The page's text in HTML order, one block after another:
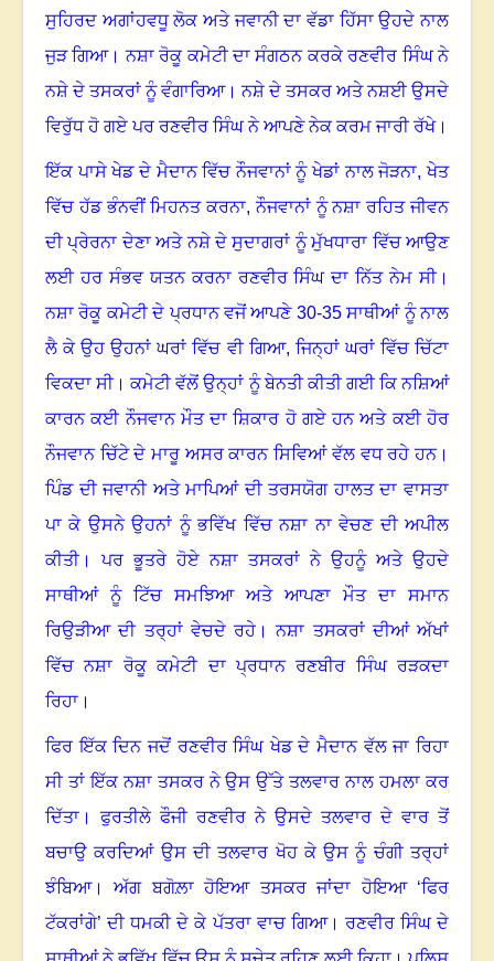
ਸੁਹਿਰਦ ਅਗਾਂਹਵਧੂ ਲੋਕ ਅਤੇ ਜਵਾਨੀ ਦਾ ਵੱਡਾ ਹਿੱਸਾ ਉਹਦੇ ਨਾਲ
ਜੁੜ ਗਿਆ।ਨਸ਼ਾ ਰੋਕੂ ਕਮੇਟੀ ਦਾ ਸੰਗਠਨ ਕਰਕੇ ਰਣਵੀਰ ਸਿੰਘ ਨੇ
ਨਸ਼ੇ ਦੇ ਤਸਕਰਾਂ ਨੂੰ ਵੰਗਾਰਿਆ।ਨਸ਼ੇ ਦੇ ਤਸਕਰ ਅਤੇ ਨਸ਼ਈ ਉਸਦੇ
ਵਿਰੁੱਧ ਹੋ ਗਏ ਪਰ ਰਣਵੀਰ ਸਿੰਘ ਨੇ ਆਪਣੇ ਨੇਕ ਕਰਮ ਜਾਰੀ ਰੱਖੇ।
ਇੱਕ ਪਾਸੇ ਖੇਡ ਦੇ ਮੈਦਾਨ ਵਿੱਚ ਨੌਜਵਾਨਾਂ ਨੂੰ ਖੇਡਾਂ ਨਾਲ ਜੋੜਨਾ,ਖੇਤ
ਵਿੱਚ ਹੱਡ ਭੰਨਵੀਂ ਮਿਹਨਤ ਕਰਨਾ,ਨੌਜਵਾਨਾਂ ਨੂੰ ਨਸ਼ਾ ਰਹਿਤ ਜੀਵਨ
ਦੀ ਪ੍ਰੇਰਨਾ ਦੇਣਾ ਅਤੇ ਨਸ਼ੇ ਦੇ ਸੁਦਾਗਰਾਂ ਨੂੰ ਮੁੱਖਧਾਰਾ ਵਿੱਚ ਆਉਣ
ਲਈ ਹਰ ਸੰਭਵ ਯਤਨ ਕਰਨਾ ਰਣਵੀਰ ਸਿੰਘ ਦਾ ਨਿੱਤ ਨੇਮ ਸੀ।
ਨਸ਼ਾ ਰੋਕੂ ਕਮੇਟੀ ਦੇ ਪ੍ਰਧਾਨ ਵਜੋਂ ਆਪਣੇ 30-35ਸਾਥੀਆਂ ਨੂੰ ਨਾਲ
ਲੈ ਕੇ ਉਹ ਉਹਨਾਂ ਘਰਾਂ ਵਿੱਚ ਵੀ ਗਿਆ, ਜਿਨ੍ਹਾਂ ਘਰਾਂ ਵਿੱਚ ਚਿੱਟਾ
ਵਿਕਦਾ ਸੀ।ਕਮੇਟੀ ਵੱਲੋਂ ਉਨ੍ਹਾਂ ਨੂੰ ਬੇਨਤੀ ਕੀਤੀ ਗਈ ਕਿ ਨਸ਼ਿਆਂ
ਕਾਰਨ ਕਈ ਨੌਜਵਾਨ ਮੌਤ ਦਾ ਸ਼ਿਕਾਰ ਹੋ ਗਏ ਹਨ ਅਤੇ ਕਈ ਹੋਰ
ਨੌਜਵਾਨ ਚਿੱਟੇ ਦੇ ਮਾਰੂ ਅਸਰ ਕਾਰਨ ਸਿਵਿਆਂ ਵੱਲ ਵਧ ਰਹੇ ਹਨ।
ਪਿੰਡ ਦੀ ਜਵਾਨੀ ਅਤੇ ਮਾਪਿਆਂ ਦੀ ਤਰਸਯੋਗ ਹਾਲਤ ਦਾ ਵਾਸਤਾ
ਪਾ ਕੇ ਉਸਨੇ ਉਹਨਾਂ ਨੂੰ ਭਵਿੱਖ ਵਿੱਚ ਨਸ਼ਾ ਨਾ ਵੇਚਣ ਦੀ ਅਪੀਲ
ਕੀਤੀ।ਪਰ ਭੂਤਰੇ ਹੋਏ ਨਸ਼ਾ ਤਸਕਰਾਂ ਨੇ ਉਹਨੂੰ ਅਤੇ ਉਹਦੇ
ਸਾਥੀਆਂ ਨੂੰ ਟਿੱਚ ਸਮਝਿਆ ਅਤੇ ਆਪਣਾ ਮੌਤ ਦਾ ਸਮਾਨ
ਰਿਉੜੀਆ ਦੀ ਤਰ੍ਹਾਂ ਵੇਚਦੇ ਰਹੇ। ਨਸ਼ਾ ਤਸਕਰਾਂ ਦੀਆਂ ਅੱਖਾਂ
ਵਿੱਚ ਨਸ਼ਾ ਰੋਕੂ ਕਮੇਟੀ ਦਾ ਪ੍ਰਧਾਨ ਰਣਬੀਰ ਸਿੰਘ ਰੜਕਦਾ
ਰਿਹਾ ।
ਫਿਰ ਇੱਕ ਦਿਨ ਜਦੋਂ ਰਣਵੀਰ ਸਿੰਘ ਖੇਡ ਦੇ ਮੈਦਾਨ ਵੱਲ ਜਾ ਰਿਹਾ
ਸੀ ਤਾਂ ਇੱਕ ਨਸ਼ਾ ਤਸਕਰ ਨੇ ਉਸ ਉੱਤੇ ਤਲਵਾਰ ਨਾਲ ਹਮਲਾ ਕਰ
ਦਿੱਤਾ ।ਫੁਰਤੀਲੇ ਫੌਜੀ ਰਣਵੀਰ ਨੇ ਉਸਦੇ ਤਲਵਾਰ ਦੇ ਵਾਰ ਤੋਂ
ਬਚਾਉ ਕਰਦਿਆਂ ਉਸ ਦੀ ਤਲਵਾਰ ਖੋਹ ਕੇ ਉਸ ਨੂੰ ਚੰਗੀ ਤਰ੍ਹਾਂ
ਝੰਬਿਆ।ਅੱਗ ਬਗੋਲ਼ਾ ਹੋਇਆ ਤਸਕਰ ਜਾਂਦਾ ਹੋਇਆ ‘ਫਿਰ
ਟੱਕਰਾਂਗੇ’ ਦੀ ਧਮਕੀ ਦੇ ਕੇ ਪੱਤਰਾ ਵਾਚ ਗਿਆ। ਰਣਵੀਰ ਸਿੰਘ ਦੇ